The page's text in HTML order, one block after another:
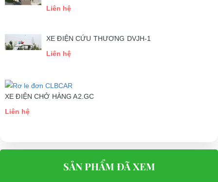
Liên hệ
XE ĐIỆN CỨU THƯƠNG DVJH-1
Liên hệ
XE ĐIỆN CHỞ HÀNG A2.GC
Liên hệ
SẢN PHẨM ĐÃ XEM